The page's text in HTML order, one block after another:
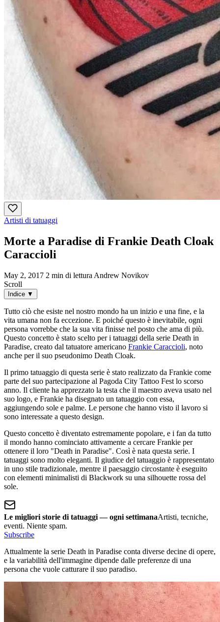
Artisti di tatuaggi
Morte a Paradise di Frankie Death Cloak
Caraccioli
May 2, 2017 2 min di lettura Andrew Novikov
Scroll
Indice ▼
Tutto ciò che esiste nel nostro mondo ha un inizio e una fine, e la
vita umana non fa eccezione. E poiché questo è inevitabile, ogni
persona vorrebbe che la sua vita finisse nel posto che ama di più.
Questo concetto è stato scelto per i tatuaggi della serie Death in
Paradise, creato dal tatuatore americano Frankie Caraccioli, noto
anche per il suo pseudonimo Death Cloak.
Il primo tatuaggio di questa serie è stato realizzato da Frankie come
parte del suo partecipazione al Pagoda City Tattoo Fest lo scorso
anno. Il cliente ha apprezzato la testa che il maestro aveva usato nel
suo logo, e Frankie ha disegnato un tatuaggio con essa,
aggiungendo sole e palme. Le persone che hanno visto il lavoro si
sono interessate a questo design.
Questo concetto è diventato estremamente popolare, e i fan da tutto
il mondo hanno cominciato attivamente a cercare Frankie per
ottenere il loro "Death in Paradise". Così è nata questa serie. I
tatuaggi sono molto eleganti. Il giudice del tatuaggio è rappresentato
in uno stile tradizionale, mentre il paesaggio circostante è eseguito
con elementi minimalisti di Blackwork su una silhouette rossa del
sole.
Le migliori storie di tatuaggi — ogni settimanaArtisti, tecniche,
eventi. Niente spam.
Subscribe
Attualmente la serie Death in Paradise conta diverse decine di opere,
e la variabilità dell'immagine dipende dalle preferenze di una
persona che vuole catturare il suo paradiso.